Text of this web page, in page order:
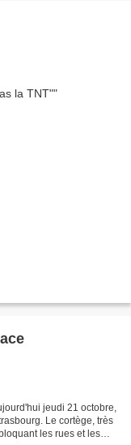
jeudi 21 octobre,
Le cortège, très
les rues et les